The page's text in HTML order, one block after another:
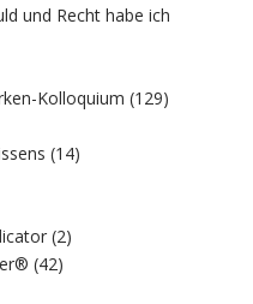
und Recht habe ich
Kolloquium (129)
(14)
(2)
(42)